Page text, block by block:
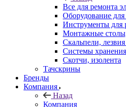
Скальпели,
Системы хранения
Скотчи, изолента
Тачскрины
Компания
Назад
Компания
О компании
Новости
Контакты
Контакты